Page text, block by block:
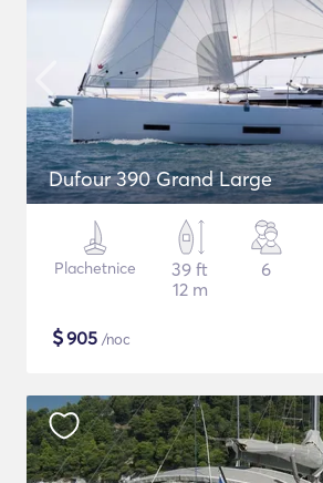
Dufour 390 Grand Large
Plachetnice
39 ft
12 m
6
$905 /noc